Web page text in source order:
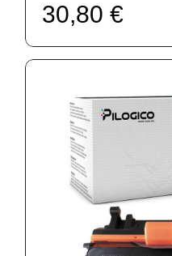
30,80 €